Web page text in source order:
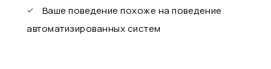
Ваше поведение похоже на поведение
автоматизированных систем